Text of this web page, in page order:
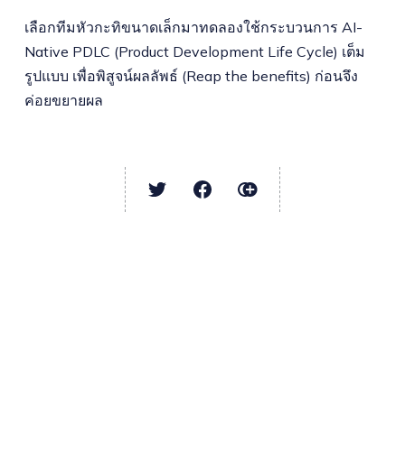
เลือกทีมหัวกะทิขนาดเล็กมาทดลองใช้กระบวนการ AI-
Native PDLC (Product Development Life Cycle) เต็ม
รูปแบบ เพื่อพิสูจน์ผลลัพธ์ (Reap the benefits) ก่อนจึง
ค่อยขยายผล